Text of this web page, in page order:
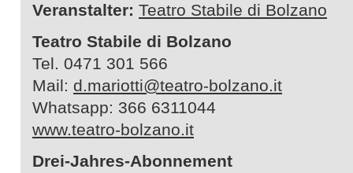
Veranstalter: Teatro Stabile di Bolzano
Teatro Stabile di Bolzano
Tel. 0471 301 566
Mail: d.mariotti@teatro-bolzano.it
Whatsapp: 366 6311044
www.teatro-bolzano.it
Drei-Jahres-Abonnement